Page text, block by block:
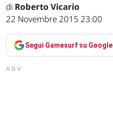
di Roberto Vicario
22 Novembre 2015 23:00
Segui Gamesurf su Google
ADV